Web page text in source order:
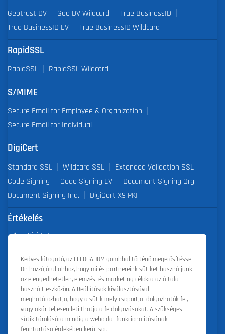
Geotrust DV Geo DV Wildcard
True BusinessID
True BusinessID EV
True BusinessID Wildcard
RapidSSL
RapidSSL RapidSSL Wildcard
S/MIME
Secure Email for Employee & Organization
Secure Email for Individual
DigiCert
Standard SSL Wildcard SSL
Extended Validation SSL
Code Signing
Code Signing EV
Document Signing Org.
Document Signing Ind.
DigiCert X9 PKI
Értékelés
DigiCert
Outstanding Sales Performance Award 2018, 2019, 2020, 2021,
2022
Kedves látogató, az ELFOGADOM gombbal történő megerősítéssel
Ön hozzájárul ahhoz, hogy mi és partnereink sütiket használjunk
az elengedhetetlen, elemzési és marketing célokra az általa
használt eszközön. A Beállítások kiválasztásával
meghatározhatja, hogy a sütik mely csoportjai dolgozhatók fel,
vagy akár teljesen letilthatja a feldolgozásukat. A szükséges
sütik tárolására mindig a weboldal funkcionalitásának
fenntartása érdekében kerül sor.